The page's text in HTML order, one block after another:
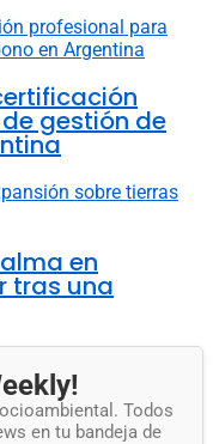
gestión de
en
tras una
Todos
en tu bandeja de